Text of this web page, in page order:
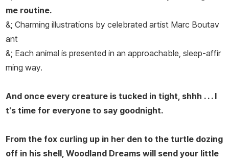
me routine.
&; Charming illustrations by celebrated artist Marc Boutav
ant
&; Each animal is presented in an approachable, sleep-affir
ming way.
And once every creature is tucked in tight, shhh . . . I
t's time for everyone to say goodnight.
From the fox curling up in her den to the turtle dozing
off in his shell, Woodland Dreams will send your little